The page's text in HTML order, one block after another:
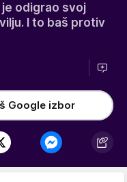
odigrao svoj
I to baš protiv
Google izbor